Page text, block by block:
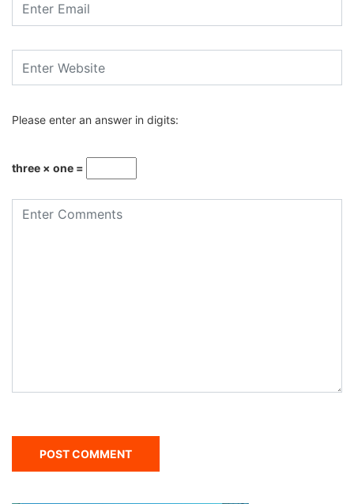
Please enter an answer in digits:
three × one =